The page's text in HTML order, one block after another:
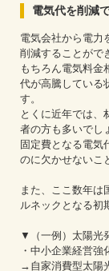
電気代を削減
電気会社から電力
削減することがで
もちろん電気料金
代が高騰している
す。
とくに近年では、
者の方も多いでし
固定費となる電気
のに欠かせないこ
また、ここ数年は
ルネックとなる初
▼（一例）太陽光
・中小企業経営強
→自家消費型太陽